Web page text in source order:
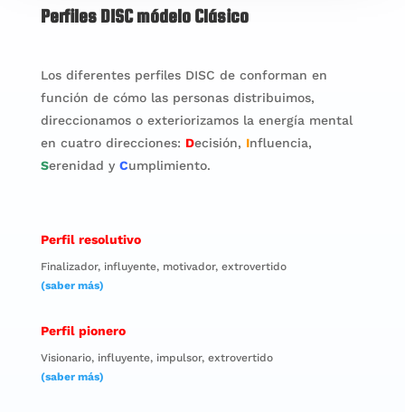
Perfiles DISC módelo Clásico
Los diferentes perfiles DISC de conforman en
función de cómo las personas distribuimos,
direccionamos o exteriorizamos la energía mental
en cuatro direcciones: Decisión, Influencia,
Serenidad y Cumplimiento.
Perfil resolutivo
Finalizador, influyente, motivador, extrovertido
(saber más)
Perfil pionero
Visionario, influyente, impulsor, extrovertido
(saber más)